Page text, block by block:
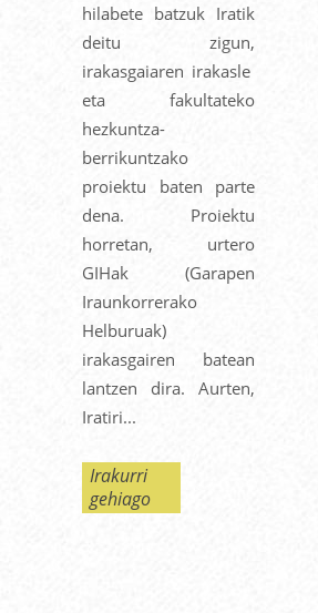
hilabete batzuk Iratik
deitu zigun,
irakasgaiaren irakasle
eta fakultateko
hezkuntza-
berrikuntzako
proiektu baten parte
dena. Proiektu
horretan, urtero
GIHak (Garapen
Iraunkorrerako
Helburuak)
irakasgairen batean
lantzen dira. Aurten,
Iratiri...
Irakurri
gehiago